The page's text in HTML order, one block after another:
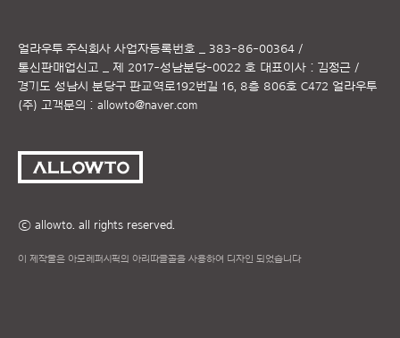
얼라우투 주식회사 사업자등록번호 _ 383-86-00364 /
통신판매업신고 _ 제 2017-성남분당-0022 호 대표이사 : 김정근 /
경기도 성남시 분당구 판교역로192번길 16, 8층 806호 C472 얼라우투
(주) 고객문의 : allowto@naver.com
ⓒ allowto. all rights reserved.
이 제작물은 아모레퍼시픽의 아리따글꼴을 사용하여 디자인 되었습니다